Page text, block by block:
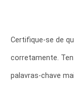
CONTROLE
DA
Certifique-se de
corretamente.
palavras-chave